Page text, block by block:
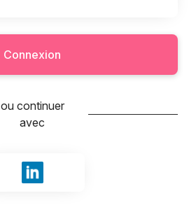
Connexion
ou continuer
avec
Se connecter avec LinkedIn